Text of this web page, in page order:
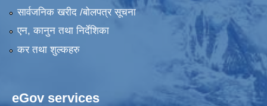
सार्वजनिक खरीद /बोलपत्र सूचना
एन, कानुन तथा निर्देशिका
कर तथा शुल्कहरु
eGov services